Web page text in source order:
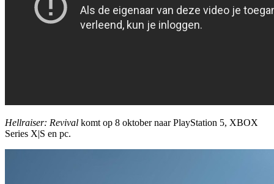
Hellraiser: Revival komt op 8 oktober naar PlayStation 5, XBOX
Series X|S en pc.